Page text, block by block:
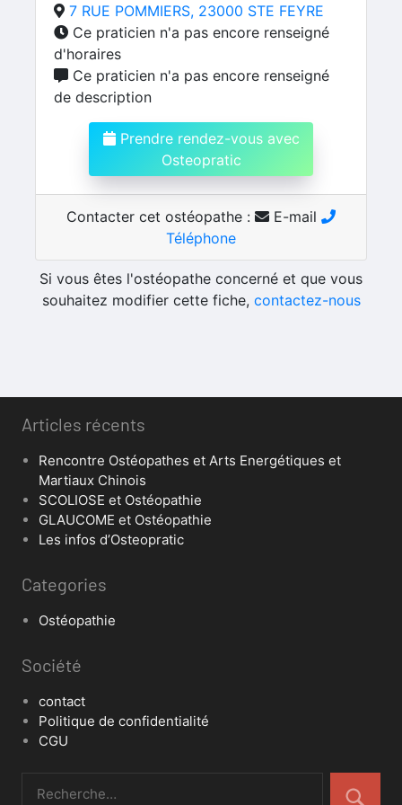
7 RUE POMMIERS, 23000 STE FEYRE
Ce praticien n'a pas encore renseigné
d'horaires
Ce praticien n'a pas encore renseigné
de description
Prendre rendez-vous avec
Osteopratic
Contacter cet ostéopathe :
E-mail
Téléphone
Si vous êtes l'ostéopathe concerné et que vous
souhaitez modifier cette fiche, contactez-nous
Articles récents
Rencontre Ostéopathes et Arts Energétiques et
Martiaux Chinois
SCOLIOSE et Ostéopathie
GLAUCOME et Ostéopathie
Les infos d’Osteopratic
Categories
Ostéopathie
Société
contact
Politique de confidentialité
CGU